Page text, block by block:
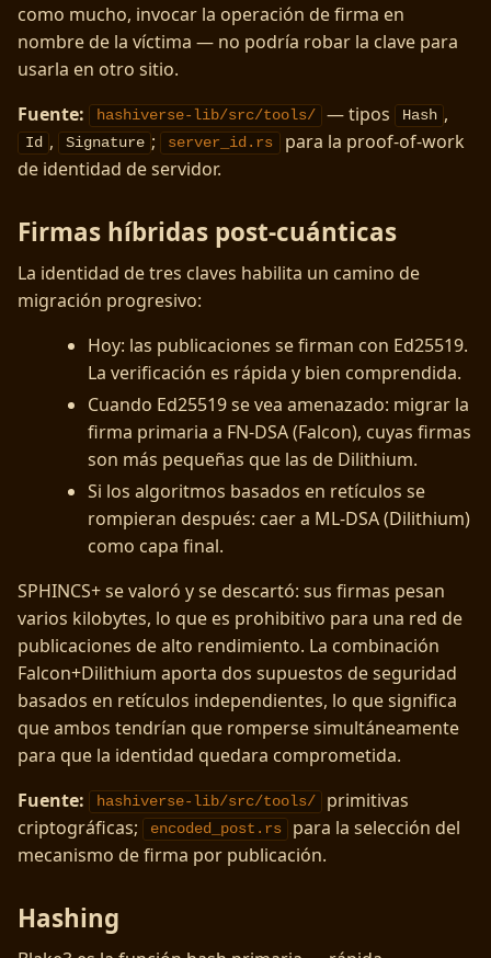
como mucho, invocar la operación de firma en
nombre de la víctima — no podría robar la clave para
usarla en otro sitio.
Fuente:
hashiverse-lib/src/tools/ — tipos Hash ,
Id , Signature ; server_id.rs
para la proof-of-work
de identidad de servidor.
Firmas híbridas post-cuánticas
La identidad de tres claves habilita un camino de
migración progresivo:
Hoy: las publicaciones se firman con Ed25519.
La verificación es rápida y bien comprendida.
Cuando Ed25519 se vea amenazado: migrar la
firma primaria a FN-DSA (Falcon), cuyas firmas
son más pequeñas que las de Dilithium.
Si los algoritmos basados en retículos se
rompieran después: caer a ML-DSA (Dilithium)
como capa final.
SPHINCS+ se valoró y se descartó: sus firmas pesan
varios kilobytes, lo que es prohibitivo para una red de
publicaciones de alto rendimiento. La combinación
Falcon+Dilithium aporta dos supuestos de seguridad
basados en retículos independientes, lo que significa
que ambos tendrían que romperse simultáneamente
para que la identidad quedara comprometida.
Fuente:
hashiverse-lib/src/tools/
primitivas
criptográficas;
encoded_post.rs
para la selección del
mecanismo de firma por publicación.
Hashing